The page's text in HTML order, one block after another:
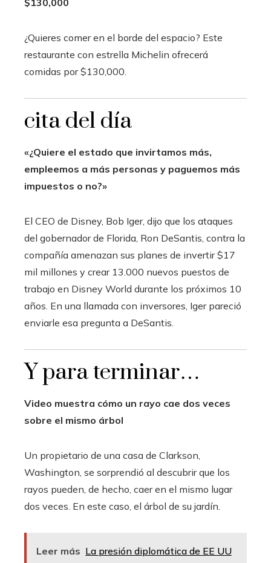
$130,000
¿Quieres comer en el borde del espacio? Este
restaurante con estrella Michelin ofrecerá
comidas por $130,000.
cita del día
«¿Quiere el estado que invirtamos más,
empleemos a más personas y paguemos más
impuestos o no?»
El CEO de Disney, Bob Iger, dijo que los ataques
del gobernador de Florida, Ron DeSantis, contra la
compañía amenazan sus planes de invertir $17
mil millones y crear 13.000 nuevos puestos de
trabajo en Disney World durante los próximos 10
años. En una llamada con inversores, Iger pareció
enviarle esa pregunta a DeSantis.
Y para terminar…
Video muestra cómo un rayo cae dos veces
sobre el mismo árbol
Un propietario de una casa de Clarkson,
Washington, se sorprendió al descubrir que los
rayos pueden, de hecho, caer en el mismo lugar
dos veces. En este caso, el árbol de su jardín.
Leer más La presión diplomática de EE UU